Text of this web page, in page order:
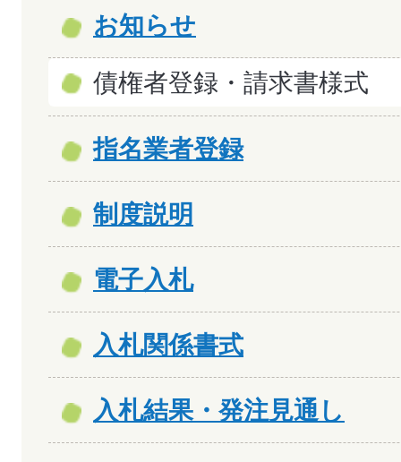
お知らせ
債権者登録・請求書様式
指名業者登録
制度説明
電子入札
入札関係書式
入札結果・発注見通し